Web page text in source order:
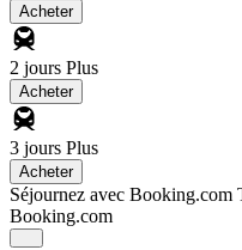
Acheter
2 jours Plus
Acheter
3 jours Plus
Acheter
Séjournez avec Booking.com
Booking.com